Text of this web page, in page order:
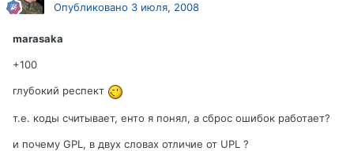
Опубликовано 3 июля, 2008
marasaka
+100
глубокий респект
т.е. коды считывает, енто я понял, а сброс ошибок работает?
и почему GPL, в двух словах отличие от UPL ?